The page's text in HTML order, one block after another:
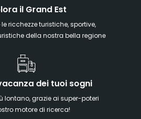
il Grand Est
ricchezze turistiche, sportive,
della nostra bella regione
dei tuoi sogni
lontano, grazie ai super-poteri
motore di ricerca!